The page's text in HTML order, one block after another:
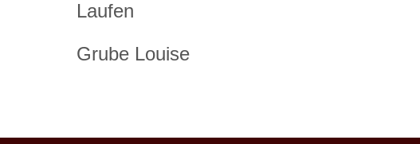
Laufen
Grube Louise